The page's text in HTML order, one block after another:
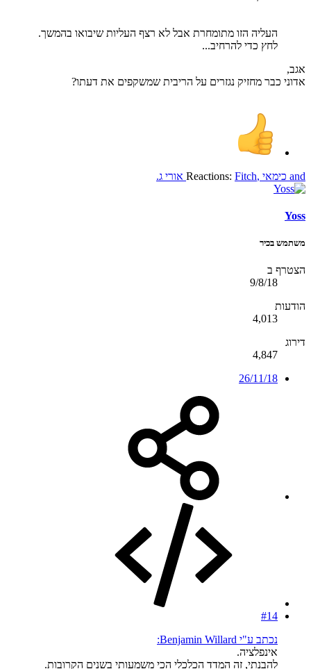
העליה הזו מתומחרת אבל לא רצף העליות שיבואו בהמשך.
לחץ כדי להרחיב...
אגב,
אדוני כבר מחזיק נגזרים על הריבית שמשקפים את דעתו?
Reactions: Fitch, כימאי and אורי ג.
Yoss
משתמש בכיר
הצטרף ב
9/8/18
הודעות
4,013
דירוג
4,847
26/11/18
#14
נכתב ע"י Benjamin Willard:
אינפלציה.
להבנתי, זה המדד הכלכלי הכי משמעותי בשנים הקרובות.